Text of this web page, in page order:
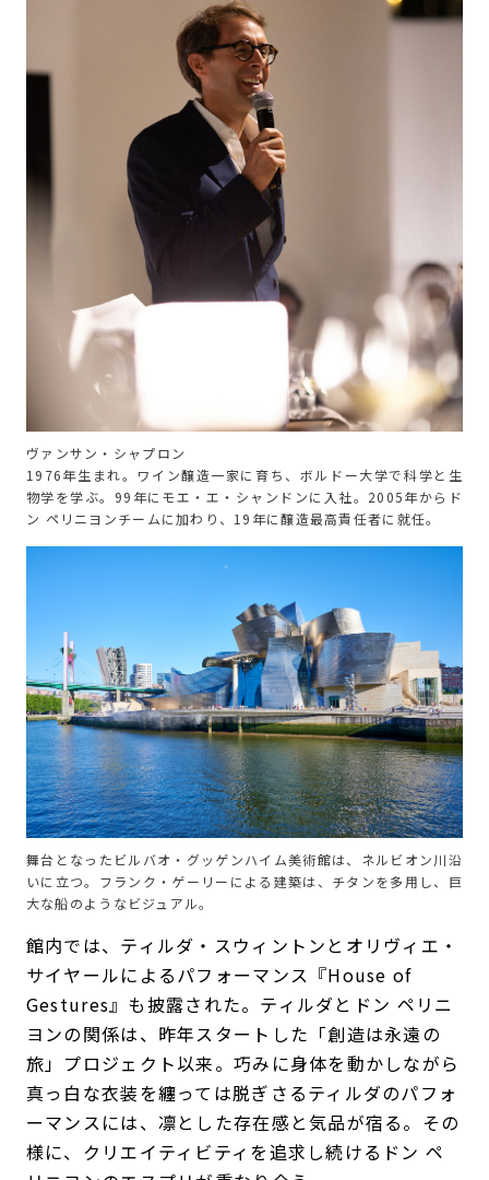
ヴァンサン・シャプロン
1976年生まれ。ワイン醸造一家に育ち、ボルドー大学で科学と生
物学を学ぶ。99年にモエ・エ・シャンドンに入社。2005年からド
ン ペリニヨンチームに加わり、19年に醸造最高責任者に就任。
舞台となったビルバオ・グッゲンハイム美術館は、ネルビオン川沿
いに立つ。フランク・ゲーリーによる建築は、チタンを多用し、巨
大な船のようなビジュアル。
館内では、ティルダ・スウィントンとオリヴィエ・
サイヤールによるパフォーマンス『House of
Gestures』も披露された。ティルダとドン ペリニ
ヨンの関係は、昨年スタートした「創造は永遠の
旅」プロジェクト以来。巧みに身体を動かしながら
真っ白な衣装を纏っては脱ぎさるティルダのパフォ
ーマンスには、凛とした存在感と気品が宿る。その
様に、クリエイティビティを追求し続けるドン ペ